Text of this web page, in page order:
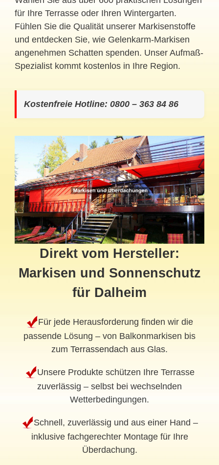
für Ihre Terrasse oder Ihren Wintergarten.
Fühlen Sie die Qualität unserer Markisenstoffe
und entdecken Sie, wie Gelenkarm-Markisen
angenehmen Schatten spenden. Unser Aufmaß-
Spezialist kommt kostenlos in Ihre Region.
Kostenfreie Hotline: 0800 – 363 84 86
Direkt vom Hersteller:
Markisen und Sonnenschutz
für Dalheim
Für jede Herausforderung finden wir die
passende Lösung – von Balkonmarkisen bis
zum Terrassendach aus Glas.
Unsere Produkte schützen Ihre Terrasse
zuverlässig – selbst bei wechselnden
Wetterbedingungen.
Schnell, zuverlässig und aus einer Hand –
inklusive fachgerechter Montage für Ihre
Überdachung.